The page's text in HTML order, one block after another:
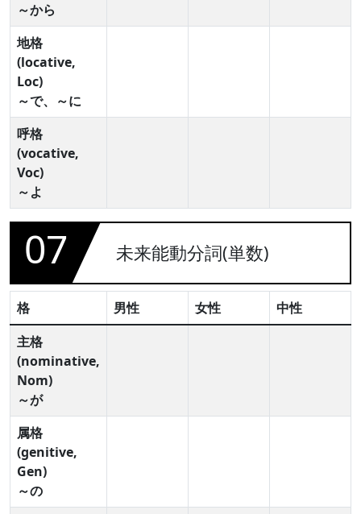
～から
地格
(locative,
Loc)
～で、～に
呼格
(vocative,
Voc)
～よ
07 未来能動分詞(単数)
格 男性 女性
中性
主格
(nominative,
Nom)
～が
属格
(genitive,
Gen)
～の